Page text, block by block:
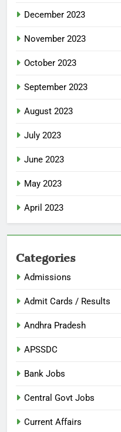
December 2023
November 2023
October 2023
September 2023
August 2023
July 2023
June 2023
May 2023
April 2023
Categories
Admissions
Admit Cards / Results
Andhra Pradesh
APSSDC
Bank Jobs
Central Govt Jobs
Current Affairs